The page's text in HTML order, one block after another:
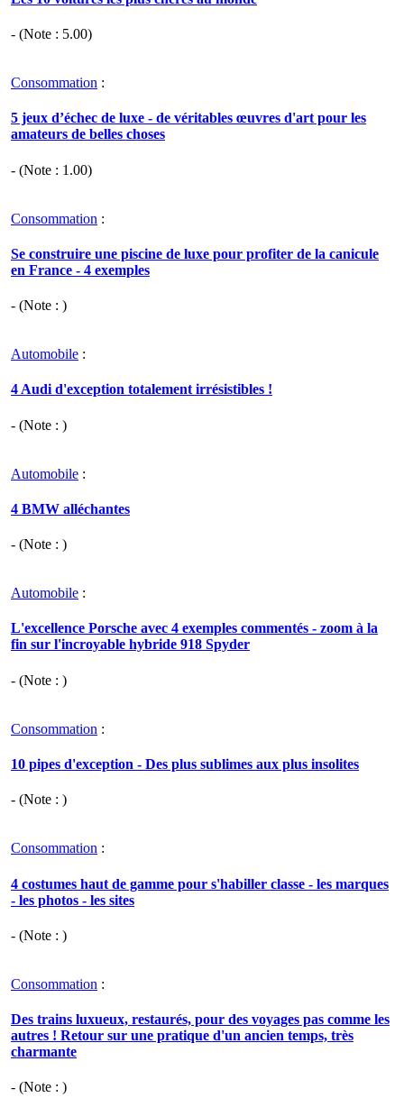
- (Note : 5.00)
Consommation :
5 jeux d’échec de luxe - de véritables œuvres d'art pour les
amateurs de belles choses
- (Note : 1.00)
Consommation :
Se construire une piscine de luxe pour profiter de la canicule
en France - 4 exemples
- (Note : )
Automobile :
4 Audi d'exception totalement irrésistibles !
- (Note : )
Automobile :
4 BMW alléchantes
- (Note : )
Automobile :
L'excellence Porsche avec 4 exemples commentés - zoom à la
fin sur l'incroyable hybride 918 Spyder
- (Note : )
Consommation :
10 pipes d'exception - Des plus sublimes aux plus insolites
- (Note : )
Consommation :
4 costumes haut de gamme pour s'habiller classe - les marques
- les photos - les sites
- (Note : )
Consommation :
Des trains luxueux, restaurés, pour des voyages pas comme les
autres ! Retour sur une pratique d'un ancien temps, très
charmante
- (Note : )